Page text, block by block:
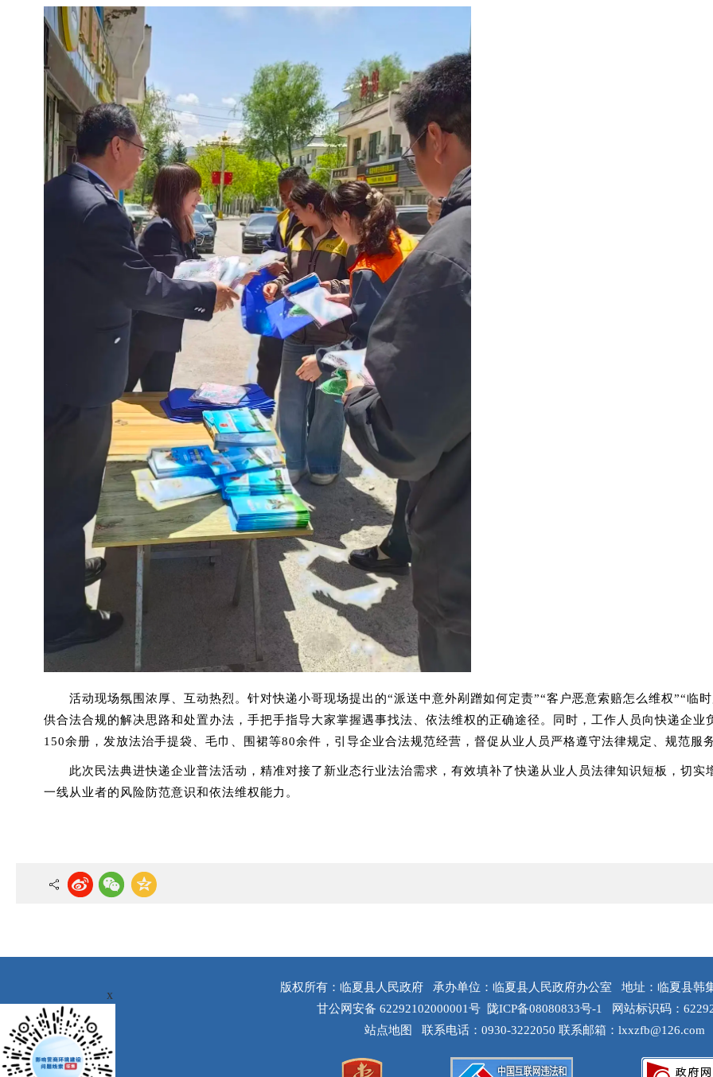
活动现场氛围浓厚、互动热烈。针对快递小哥现场提出的“派送中意外剐蹭如何定责”“客户恶意索赔怎么维权”“临
供合法合规的解决思路和处置办法，手把手指导大家掌握遇事找法、依法维权的正确途径。同时，工作人员向快递企
150余册，发放法治手提袋、毛巾、围裙等80余件，引导企业合法规范经营，督促从业人员严格遵守法律规定、规范服
此次民法典进快递企业普法活动，精准对接了新业态行业法治需求，有效填补了快递从业人员法律知识短板，切
一线从业者的风险防范意识和依法维权能力。
版权所有：临夏县人民政府 承办单位：临夏县人民政府办公室
地址：临夏县韩
甘公网安备 62292102000001号
陇ICP备08080833号-1
网站标识码：
站点地图
联系电话：0930-3222050 联系邮箱：lxxzfb@126.com
x